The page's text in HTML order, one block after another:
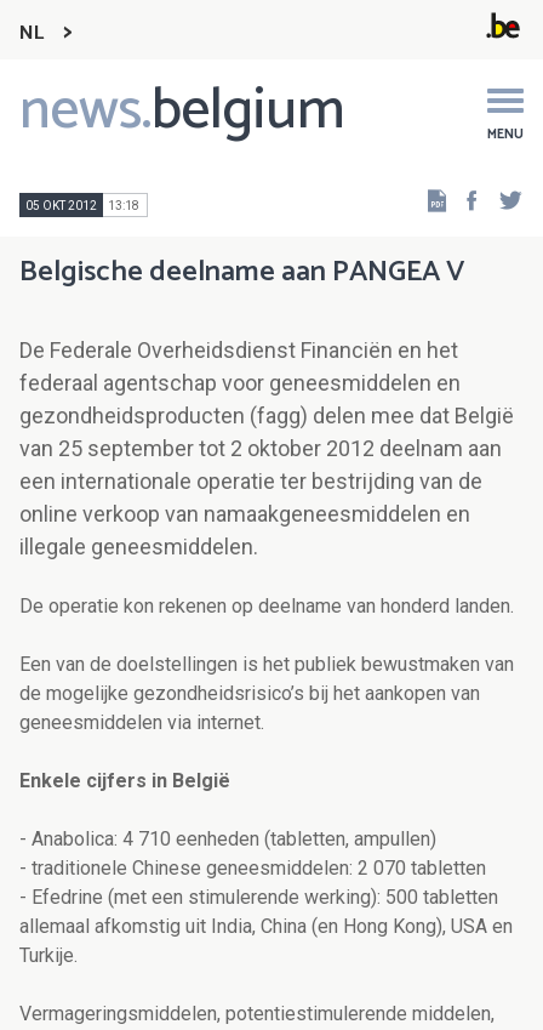
NL
news.belgium MENU
Main
navigation
05 OKT 2012 13:18
Belgische deelname aan PANGEA V
De Federale Overheidsdienst Financiën en het
federaal agentschap voor geneesmiddelen en
gezondheidsproducten (fagg) delen mee dat België
van 25 september tot 2 oktober 2012 deelnam aan
een internationale operatie ter bestrijding van de
online verkoop van namaakgeneesmiddelen en
illegale geneesmiddelen.
De operatie kon rekenen op deelname van honderd landen.
Een van de doelstellingen is het publiek bewustmaken van
de mogelijke gezondheidsrisico’s bij het aankopen van
geneesmiddelen via internet.
Enkele cijfers in België
- Anabolica: 4 710 eenheden (tabletten, ampullen)
- traditionele Chinese geneesmiddelen: 2 070 tabletten
- Efedrine (met een stimulerende werking): 500 tabletten
allemaal afkomstig uit India, China (en Hong Kong), USA en
Turkije.
Vermageringsmiddelen, potentiestimulerende middelen,